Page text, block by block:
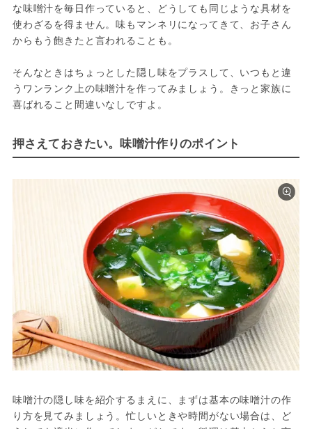
な味噌汁を毎日作っていると、どうしても同じような具材を
使わざるを得ません。味もマンネリになってきて、お子さん
からもう飽きたと言われることも。
そんなときはちょっとした隠し味をプラスして、いつもと違
うワンランク上の味噌汁を作ってみましょう。きっと家族に
喜ばれること間違いなしですよ。
押さえておきたい。味噌汁作りのポイント
味噌汁の隠し味を紹介するまえに、まずは基本の味噌汁の作
り方を見てみましょう。忙しいときや時間がない場合は、ど